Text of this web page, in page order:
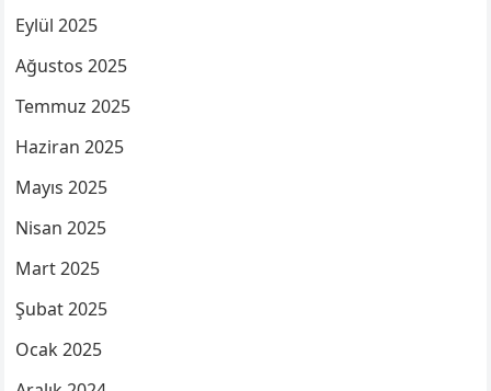
Eylül 2025
Ağustos 2025
Temmuz 2025
Haziran 2025
Mayıs 2025
Nisan 2025
Mart 2025
Şubat 2025
Ocak 2025